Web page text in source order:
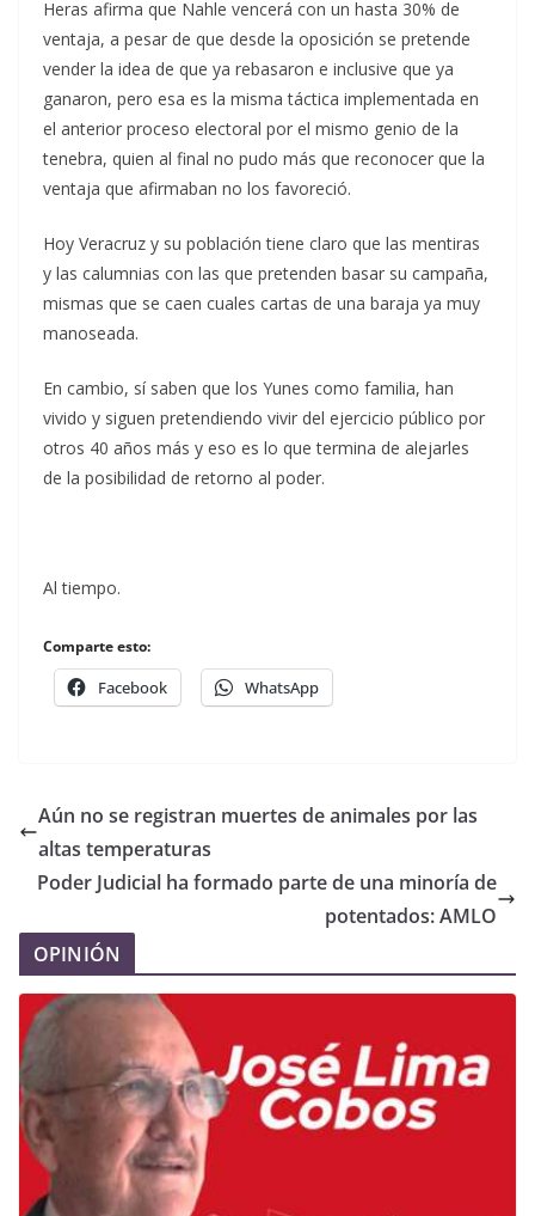
Heras afirma que Nahle vencerá con un hasta 30% de
ventaja, a pesar de que desde la oposición se pretende
vender la idea de que ya rebasaron e inclusive que ya
ganaron, pero esa es la misma táctica implementada en
el anterior proceso electoral por el mismo genio de la
tenebra, quien al final no pudo más que reconocer que la
ventaja que afirmaban no los favoreció.
Hoy Veracruz y su población tiene claro que las mentiras
y las calumnias con las que pretenden basar su campaña,
mismas que se caen cuales cartas de una baraja ya muy
manoseada.
En cambio, sí saben que los Yunes como familia, han
vivido y siguen pretendiendo vivir del ejercicio público por
otros 40 años más y eso es lo que termina de alejarles
de la posibilidad de retorno al poder.
Al tiempo.
Comparte esto:
Facebook WhatsApp
Aún no se registran muertes de animales por las
altas temperaturas
Poder Judicial ha formado parte de una minoría de
potentados: AMLO
OPINIÓN